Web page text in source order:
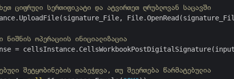
ციფრული სერთიფიკატი და ატვირთეთ ღრუბლოვან საცავში
ნიშნის ოპერაციის ინიციალიზაცია
=
შეტყობინების დაბეჭდვა, თუ შეერთება წარმატებულია